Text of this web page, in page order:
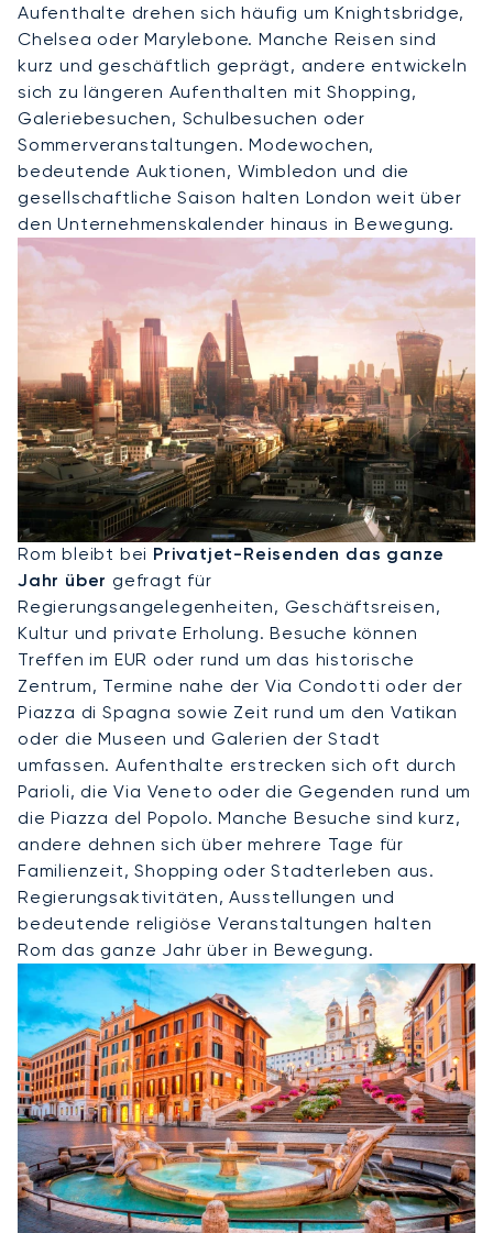
Aufenthalte drehen sich häufig um Knightsbridge,
Chelsea oder Marylebone. Manche Reisen sind
kurz und geschäftlich geprägt, andere entwickeln
sich zu längeren Aufenthalten mit Shopping,
Galeriebesuchen, Schulbesuchen oder
Sommerveranstaltungen. Modewochen,
bedeutende Auktionen, Wimbledon und die
gesellschaftliche Saison halten London weit über
den Unternehmenskalender hinaus in Bewegung.
Privatjet Nach Rom
Rom bleibt bei Privatjet-Reisenden das ganze
Jahr über gefragt für
Regierungsangelegenheiten, Geschäftsreisen,
Kultur und private Erholung. Besuche können
Treffen im EUR oder rund um das historische
Zentrum, Termine nahe der Via Condotti oder der
Piazza di Spagna sowie Zeit rund um den Vatikan
oder die Museen und Galerien der Stadt
umfassen. Aufenthalte erstrecken sich oft durch
Parioli, die Via Veneto oder die Gegenden rund um
die Piazza del Popolo. Manche Besuche sind kurz,
andere dehnen sich über mehrere Tage für
Familienzeit, Shopping oder Stadterleben aus.
Regierungsaktivitäten, Ausstellungen und
bedeutende religiöse Veranstaltungen halten
Rom das ganze Jahr über in Bewegung.